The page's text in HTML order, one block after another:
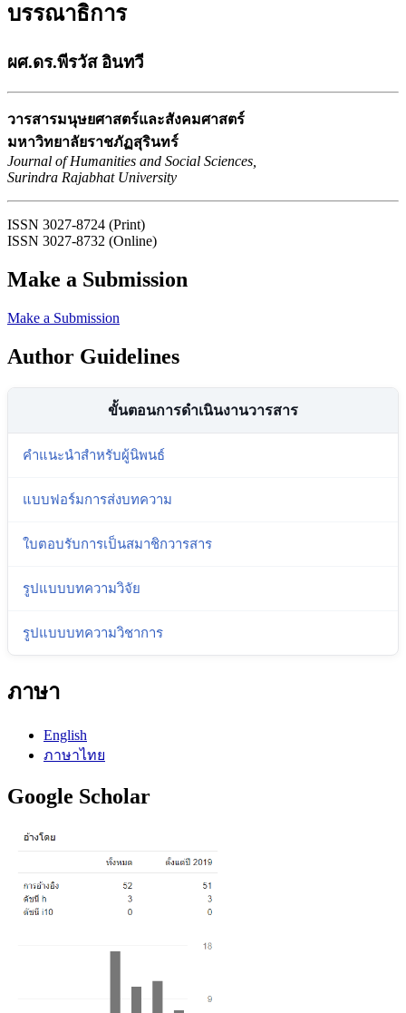
บรรณาธิการ
ผศ.ดร.พีรวัส อินทวี
วารสารมนุษยศาสตร์และสังคมศาสตร์
มหาวิทยาลัยราชภัฏสุรินทร์
Journal of Humanities and Social Sciences,
Surindra Rajabhat University
ISSN 3027-8724 (Print)
ISSN 3027-8732 (Online)
Make a Submission
Make a Submission
Author Guidelines
ขั้นตอนการดำเนินงานวารสาร
คำแนะนำสำหรับผู้นิพนธ์
แบบฟอร์มการส่งบทความ
ใบตอบรับการเป็นสมาชิกวารสาร
รูปแบบบทความวิจัย
รูปแบบบทความวิชาการ
ภาษา
English
ภาษาไทย
Google Scholar